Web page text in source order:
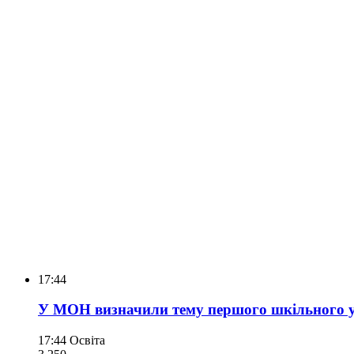
17:44
У МОН визначили тему першого шкільного
17:44 Освіта